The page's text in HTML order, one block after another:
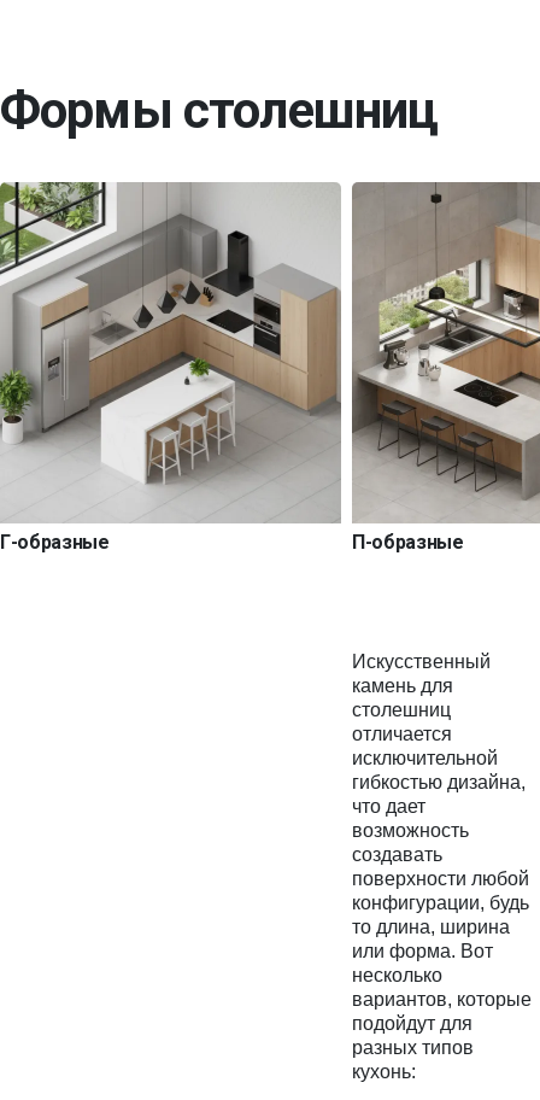
Формы столешниц
Г-образные П-образные
Искусственный
камень для
столешниц
отличается
исключительной
гибкостью дизайна,
что дает
возможность
создавать
поверхности любой
конфигурации, будь
то длина, ширина
или форма. Вот
несколько
вариантов, которые
подойдут для
разных типов
кухонь: